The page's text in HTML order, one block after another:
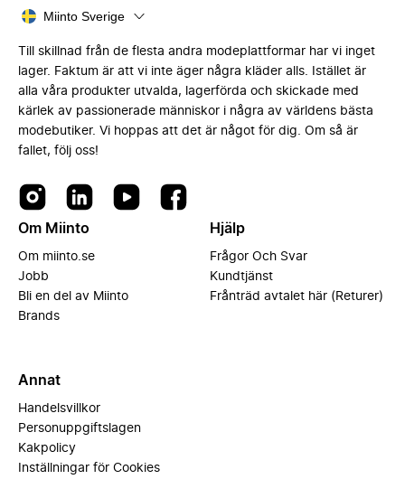
Miinto Sverige
Till skillnad från de flesta andra modeplattformar har vi inget
lager. Faktum är att vi inte äger några kläder alls. Istället är
alla våra produkter utvalda, lagerförda och skickade med
kärlek av passionerade människor i några av världens bästa
modebutiker. Vi hoppas att det är något för dig. Om så är
fallet, följ oss!
Om Miinto
Om miinto.se
Jobb
Bli en del av Miinto
Brands
Hjälp
Frågor Och Svar
Kundtjänst
Frånträd avtalet här (Returer)
Annat
Handelsvillkor
Personuppgiftslagen
Kakpolicy
Inställningar för Cookies